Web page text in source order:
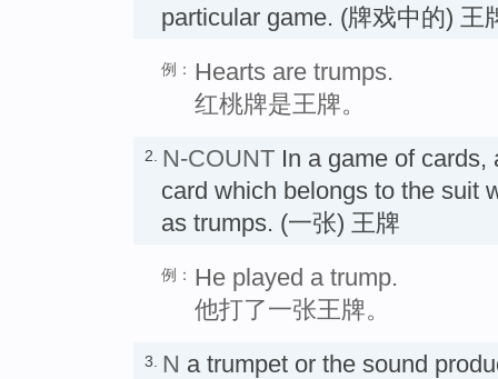
particular game. (牌戏中的) 王
例： Hearts are trumps.
红桃牌是王牌。
2. N-COUNT In a game of
card which belongs to the suit
as trumps. (一张) 王牌
例： He played a trump.
他打了一张王牌。
3. N a trumpet or the sound